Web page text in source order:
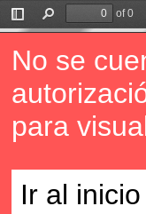
Toggle
Sidebar
Find
of 0
No se
para
Ir al inicio